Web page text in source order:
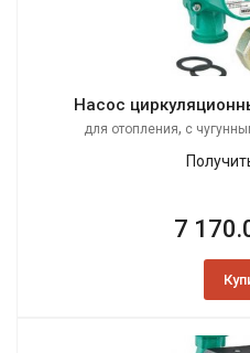
Насос
для отопления, с
7